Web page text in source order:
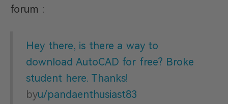
forum :
Hey there, is there a way to
download AutoCAD for free? Broke
student here. Thanks!
byu/pandaenthusiast83